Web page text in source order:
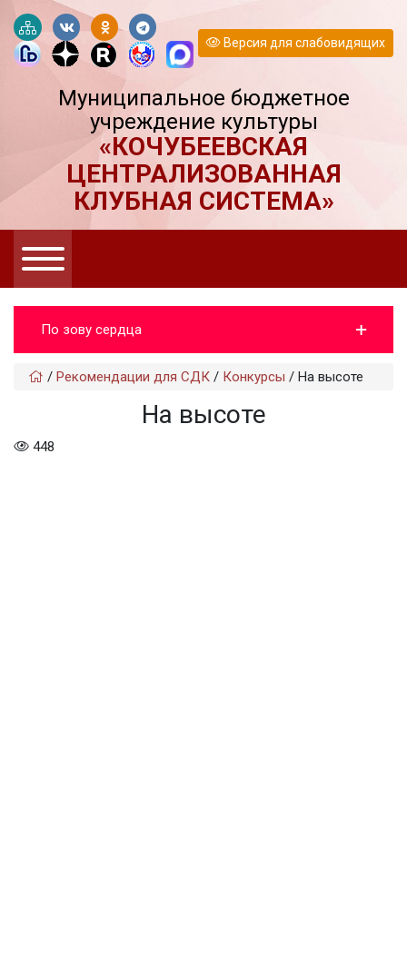
Версия для слабовидящих
Муниципальное бюджетное
учреждение культуры
«КОЧУБЕЕВСКАЯ
ЦЕНТРАЛИЗОВАННАЯ
КЛУБНАЯ СИСТЕМА»
По зову сердца
/ Рекомендации для СДК / Конкурсы / На высоте
На высоте
448